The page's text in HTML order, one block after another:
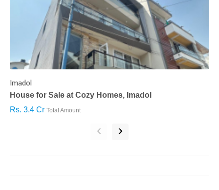
Imadol
House for Sale at Cozy Homes, Imadol
Rs. 3.4 Cr Total Amount
‹ ›